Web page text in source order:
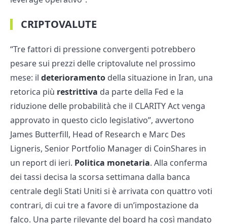
CRIPTOVALUTE
“Tre fattori di pressione convergenti potrebbero
pesare sui prezzi delle criptovalute nel prossimo
mese: il deterioramento della situazione in Iran, una
retorica più restrittiva da parte della Fed e la
riduzione delle probabilità che il CLARITY Act venga
approvato in questo ciclo legislativo”, avvertono
James Butterfill, Head of Research e Marc Des
Ligneris, Senior Portfolio Manager di CoinShares in
un report di ieri. Politica monetaria. Alla conferma
dei tassi decisa la scorsa settimana dalla banca
centrale degli Stati Uniti si è arrivata con quattro voti
contrari, di cui tre a favore di un’impostazione da
falco. Una parte rilevante del board ha così mandato